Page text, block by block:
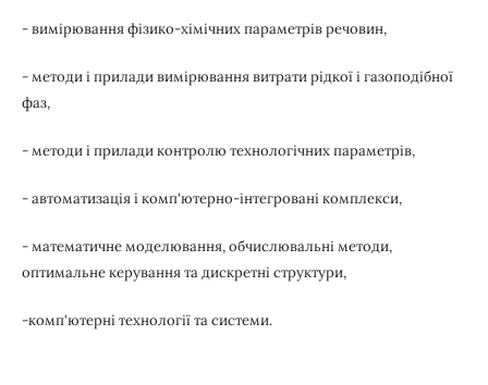
- вимірювання фізико-хімічних параметрів речовин,
- методи і прилади вимірювання витрати рідкої і газоподібної
фаз,
- методи і прилади контролю технологічних параметрів,
- автоматизація і комп'ютерно-інтегровані комплекси,
- математичне моделювання, обчислювальні методи,
оптимальне керування та дискретні структури,
-комп'ютерні технології та системи.